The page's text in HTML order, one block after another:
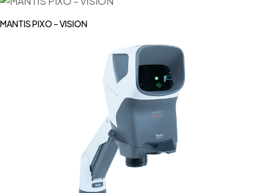
MANTIS PIXO – VISION